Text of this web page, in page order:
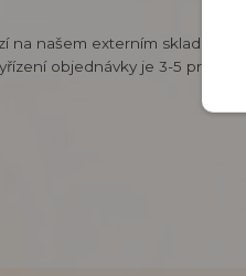
na našem externím skladu v
objednávky je 3-5